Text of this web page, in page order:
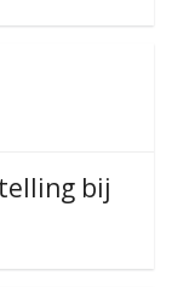
bij